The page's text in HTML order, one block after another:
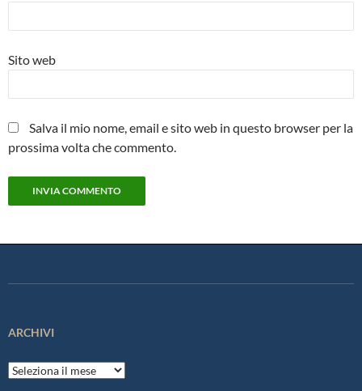
Sito web
Salva il mio nome, email e sito web in questo browser per la
prossima volta che commento.
ARCHIVI
Archivi